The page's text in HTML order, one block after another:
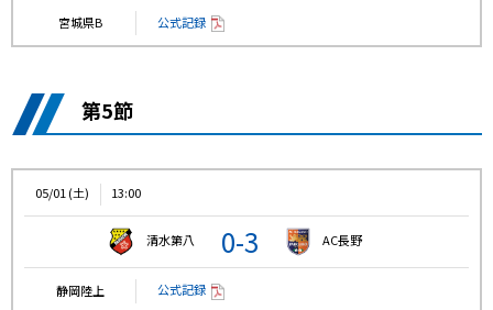
宮城県B 公式記録
第5節
05/01 (土) 13:00
清水第八 0-3 AC長野
静岡陸上 公式記録